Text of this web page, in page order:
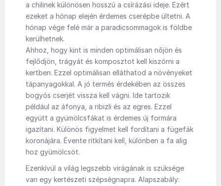
a chilinek különösen hosszú a csírázási ideje. Ezért
ezeket a hónap elején érdemes cserépbe ültetni. A
hónap vége felé már a paradicsommagok is földbe
kerülhetnek.
Ahhoz, hogy kint is minden optimálisan nőjön és
fejlődjön, trágyát és komposztot kell kiszórni a
kertben. Ezzel optimálisan elláthatod a növényeket
tápanyagokkal. A jó termés érdekében az összes
bogyós cserjét vissza kell vágni. Ide tartozik
például az áfonya, a ribizli és az egres. Ezzel
együtt a gyümölcsfákat is érdemes új formára
igazítani. Különös figyelmet kell fordítani a fügefák
koronájára. Évente ritkítani kell, különben a fa alig
hoz gyümölcsöt.
Ezenkívül a világ legszebb virágának is szüksége
van egy kertészeti szépségnapra. Alapszabály: